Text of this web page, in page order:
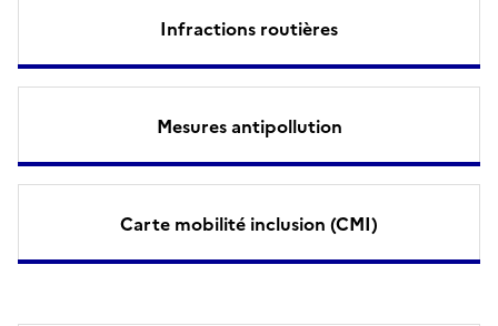
Infractions routières
Mesures antipollution
Carte mobilité inclusion (CMI)